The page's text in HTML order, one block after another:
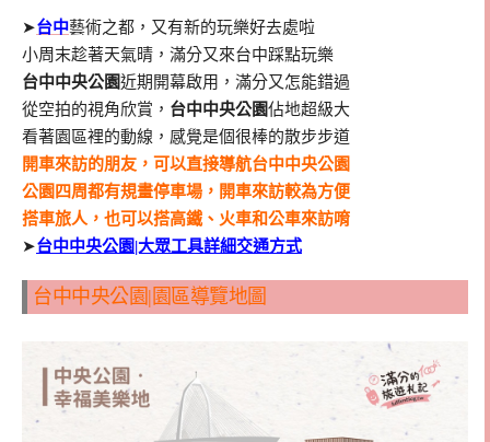
➤台中藝術之都，又有新的玩樂好去處啦
小周末趁著天氣晴，滿分又來台中踩點玩樂
台中中央公園近期開幕啟用，滿分又怎能錯過
從空拍的視角欣賞， 台中中央公園佔地超級大
看著園區裡的動線，感覺是個很棒的散步步道
開車來訪的朋友，可以直接導航台中中央公園
公園四周都有規畫停車場，開車來訪較為方便
搭車旅人，也可以搭高鐵、火車和公車來訪唷
➤台中中央公園|大眾工具詳細交通方式
台中中央公園|園區導覽地圖